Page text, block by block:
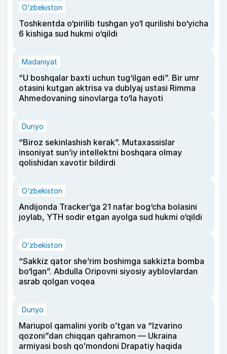
O‘zbekiston
Toshkentda o‘pirilib tushgan yo‘l qurilishi bo‘yicha
6 kishiga sud hukmi o‘qildi
Madaniyat
“U boshqalar baxti uchun tug‘ilgan edi”. Bir umr
otasini kutgan aktrisa va dublyaj ustasi Rimma
Ahmedovaning sinovlarga to‘la hayoti
Dunyo
“Biroz sekinlashish kerak”. Mutaxassislar
insoniyat sun’iy intellektni boshqara olmay
qolishidan xavotir bildirdi
O‘zbekiston
Andijonda Tracker’ga 21 nafar bog‘cha bolasini
joylab, YTH sodir etgan ayolga sud hukmi o‘qildi
O‘zbekiston
“Sakkiz qator she’rim boshimga sakkizta bomba
bo‘lgan”. Abdulla Oripovni siyosiy ayblovlardan
asrab qolgan voqea
Dunyo
Mariupol qamalini yorib oʻtgan va “Izvarino
qozoni”dan chiqqan qahramon — Ukraina
armiyasi bosh qoʻmondoni Drapatiy haqida